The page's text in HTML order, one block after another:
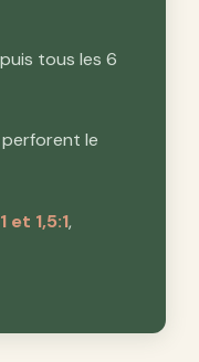
tous les 6
le
1,5:1,